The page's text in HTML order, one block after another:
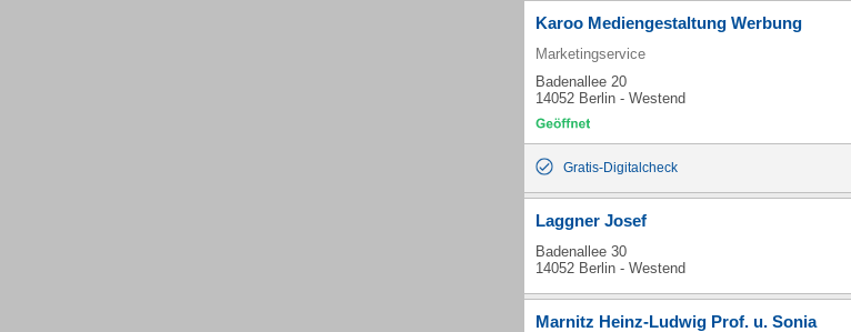
Karoo Mediengestaltung Werbung
Marketingservice
Badenallee 20
14052 Berlin - Westend
Gratis-Digitalcheck
Laggner Josef
Badenallee 30
14052 Berlin - Westend
Marnitz Heinz-Ludwig Prof. u. Sonia